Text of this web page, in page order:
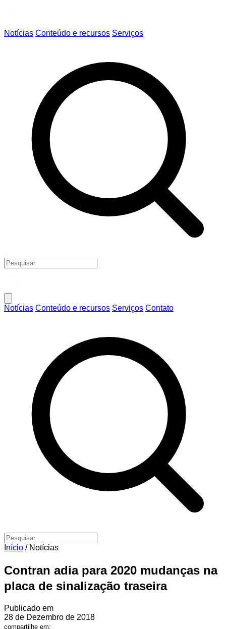
Notícias Conteúdo e recursos Serviços
Notícias Conteúdo e recursos Serviços Contato
Início / Notícias
Contran adia para 2020 mudanças na
placa de sinalização traseira
Publicado em
28 de Dezembro de 2018
compartilhe em: